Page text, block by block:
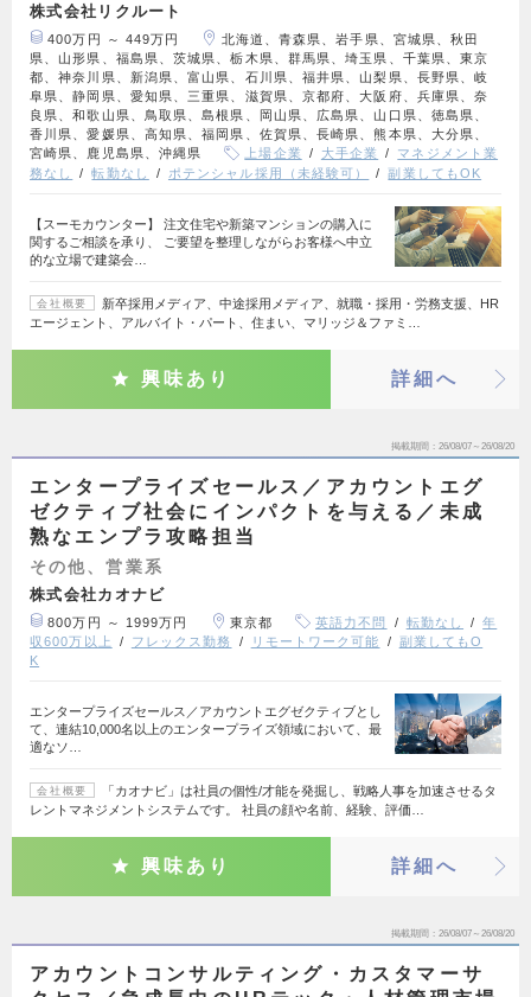
株式会社リクルート
400万円 ～ 449万円
北海道、青森県、岩手県、宮城県、秋田
県、山形県、福島県、茨城県、栃木県、群馬県、埼玉県、千葉県、東京
都、神奈川県、新潟県、富山県、石川県、福井県、山梨県、長野県、岐
阜県、静岡県、愛知県、三重県、滋賀県、京都府、大阪府、兵庫県、奈
良県、和歌山県、鳥取県、島根県、岡山県、広島県、山口県、徳島県、
香川県、愛媛県、高知県、福岡県、佐賀県、長崎県、熊本県、大分県、
宮崎県、鹿児島県、沖縄県
上場企業 大手企業
マネジメント業
務なし
転勤なし ポテンシャル採用（未経験可） 副業してもOK
【スーモカウンター】 注文住宅や新築マンションの購入に
関するご相談を承り、 ご要望を整理しながらお客様へ中立
的な立場で建築会…
会社概要
新卒採用メディア、中途採用メディア、就職・採用・労務支援、HR
エージェント、アルバイト・パート、住まい、マリッジ＆ファミ…
興味あり 詳細へ
掲載期間 26/08/07～26/08/20
エンタープライズセールス／アカウントエグ
ゼクティブ社会にインパクトを与える／未成
熟なエンプラ攻略担当
その他、営業系
株式会社カオナビ
800万円 ～ 1999万円 東京都 英語力不問 転勤なし
年
収600万以上
フレックス勤務 リモートワーク可能
副業してもO
K
エンタープライズセールス／アカウントエグゼクティブとし
て、連結10,000名以上のエンタープライズ領域において、最
適なソ…
会社概要
「カオナビ」は社員の個性/才能を発掘し、戦略人事を加速させるタ
レントマネジメントシステムです。 社員の顔や名前、経験、評価…
興味あり 詳細へ
掲載期間 26/08/07～26/08/20
アカウントコンサルティング・カスタマーサ